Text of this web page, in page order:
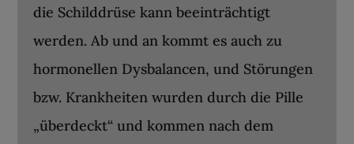
die Schilddrüse kann beeinträchtigt
werden. Ab und an kommt es auch zu
hormonellen Dysbalancen, und Störungen
bzw. Krankheiten wurden durch die Pille
„überdeckt“ und kommen nach dem